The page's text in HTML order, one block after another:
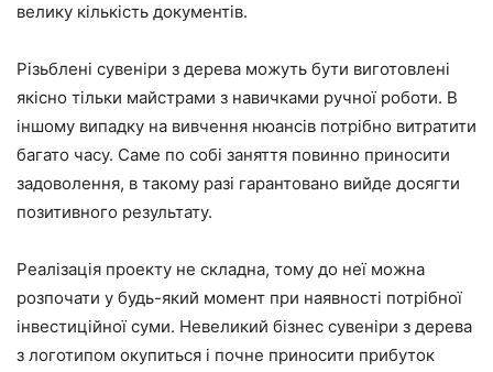
велику кількість документів.
Різьблені сувеніри з дерева можуть бути виготовлені
якісно тільки майстрами з навичками ручної роботи. В
іншому випадку на вивчення нюансів потрібно витратити
багато часу. Саме по собі заняття повинно приносити
задоволення, в такому разі гарантовано вийде досягти
позитивного результату.
Реалізація проекту не складна, тому до неї можна
розпочати у будь-який момент при наявності потрібної
інвестиційної суми. Невеликий бізнес сувеніри з дерева
з логотипом окупиться і почне приносити прибуток